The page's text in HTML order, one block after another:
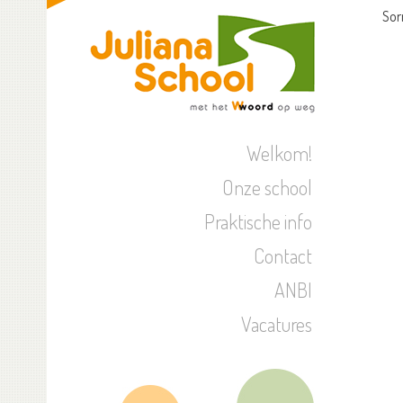
Welkom!
Onze school
Praktische info
Contact
ANBI
Vacatures